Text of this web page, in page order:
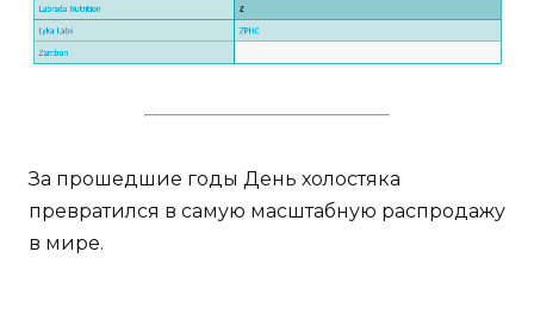
За прошедшие годы День холостяка
превратился в самую масштабную распродажу
в мире.